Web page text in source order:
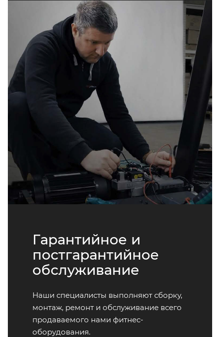
Гарантийное и
постгарантийное
обслуживание
Наши специалисты выполняют сборку,
монтаж, ремонт и обслуживание всего
продаваемого нами фитнес-
оборудования.